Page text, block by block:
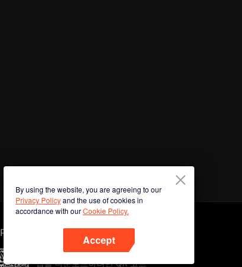
By using the website, you are agreeing to our
Privacy Policyand the use of cookies in
accordance with ourCookie Policy.
Accept
Phone
앱을 다운로드하려면 QR 코드